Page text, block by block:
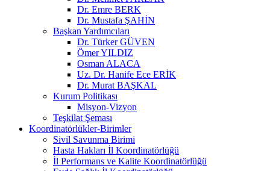
Dr. Emre BERK
Dr. Mustafa ŞAHİN
Başkan Yardımcıları
Dr. Türker GÜVEN
Ömer YILDIZ
Osman ALACA
Uz. Dr. Hanife Ece ERİK
Dr. Murat BAŞKAL
Kurum Politikası
Misyon-Vizyon
Teşkilat Şeması
Koordinatörlükler-Birimler
Sivil Savunma Birimi
Hasta Hakları İl Koordinatörlüğü
İl Performans ve Kalite Koordinatörlüğü